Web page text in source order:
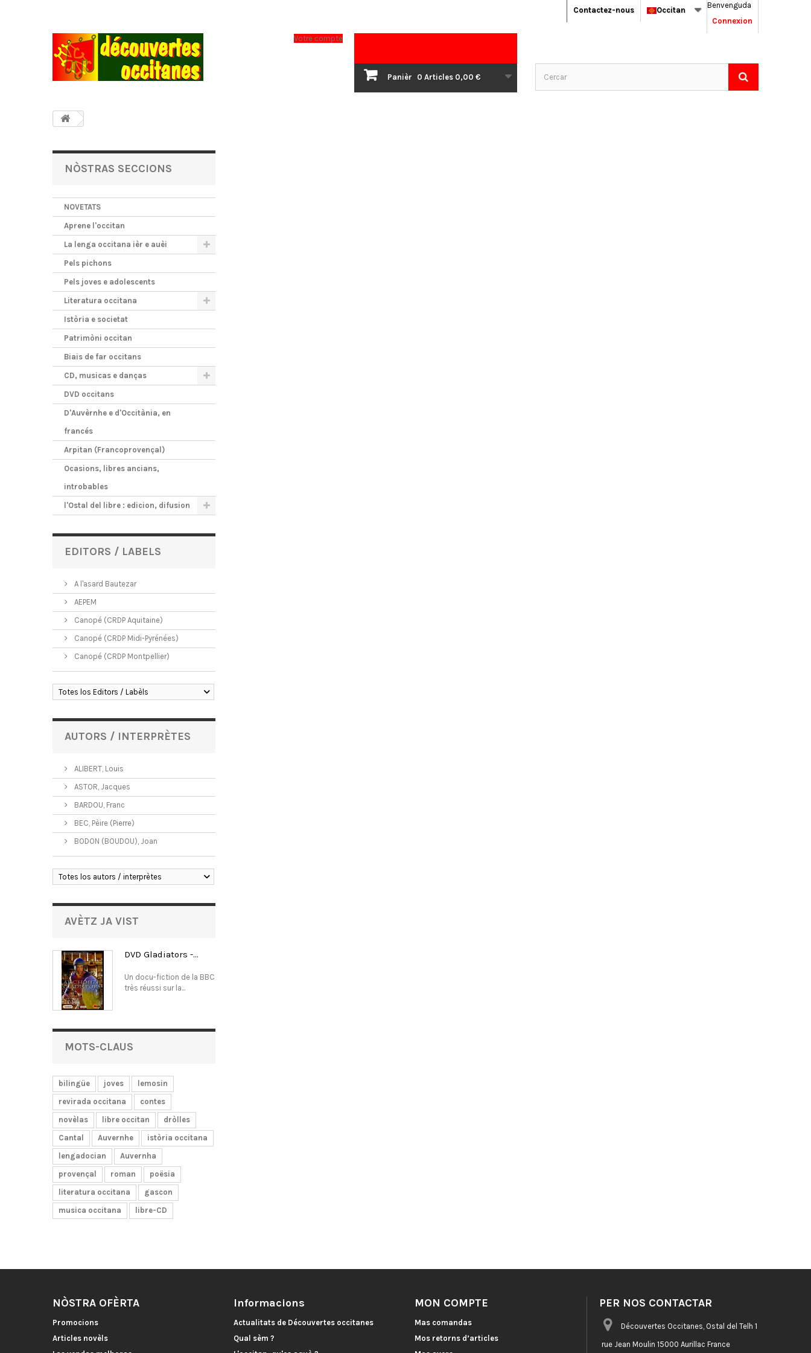
Benvenguda
Connexion
Occitan
Contactez-nous
Panièr 0 Articles 0,00 €
Votre compte
NÒSTRAS SECCIONS
NOVETATS
Aprene l'occitan
La lenga occitana ièr e auèi
Pels pichons
Pels joves e adolescents
Literatura occitana
Istòria e societat
Patrimòni occitan
Biais de far occitans
CD, musicas e danças
DVD occitans
D'Auvèrnhe e d'Occitània, en
francés
Arpitan (Francoprovençal)
Ocasions, libres ancians,
introbables
l'Ostal del libre : edicion, difusion
EDITORS / LABELS
A l'asard Bautezar
AEPEM
Canopé (CRDP Aquitaine)
Canopé (CRDP Midi-Pyrénées)
Canopé (CRDP Montpellier)
Totes los Editors / Labèls
AUTORS / INTERPRÈTES
ALIBERT, Louis
ASTOR, Jacques
BARDOU, Franc
BEC, Pèire (Pierre)
BODON (BOUDOU), Joan
Totes los autors / interprètes
AVÈTZ JA VIST
DVD Gladiators -...
Un docu-fiction de la BBC
très réussi sur la...
MOTS-CLAUS
bilingüe joves
lemosin
revirada occitana
contes
novèlas
libre occitan
dròlles
Cantal
Auvernhe
istòria occitana
lengadocian
Auvernha
provençal
roman
poësia
literatura occitana
gascon
musica occitana
libre-CD
NÒSTRA OFÈRTA
Promocions
Articles novèls
Informacions
Actualitats de Découvertes occitanes
Qual sèm ?
MON COMPTE
Mas comandas
Mos retorns d’articles
PER NOS CONTACTAR
Découvertes Occitanes, Ostal del Telh 1
rue Jean Moulin 15000 Aurillac France